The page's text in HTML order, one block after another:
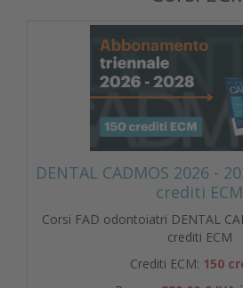
DENTAL CADMOS 2026 -
crediti ECM
Corsi FAD odontoiatri DENTAL
crediti ECM
Crediti ECM: 150